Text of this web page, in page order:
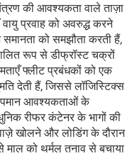
की आवश्यकता वाले ताज़ा
वायु प्रवाह को अवरुद्ध करने
को समझौता करती हैं,
रूप से डीफ्रॉस्ट चक्रों
फ्लीट प्रबंधकों को एक
देती हैं, जिससे लॉजिस्टिक्स
आवश्यकताओं के
रीफर कंटेनर के भागों की
खोलने और लोडिंग के दौरान
को थर्मल तनाव से बचाया